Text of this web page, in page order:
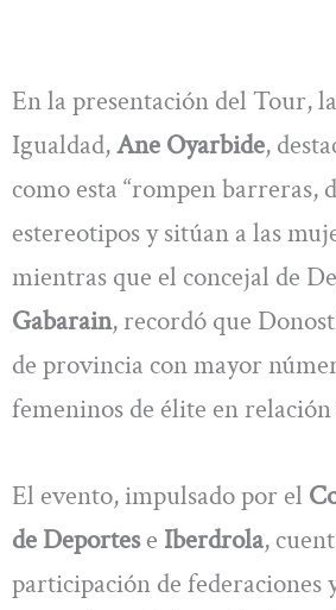
En la presentación del Tour,
Igualdad,Ane Oyarbide,
como esta “rompen barreras,
estereotipos y sitúan a las
mientras que el concejal de
Gabarain, recordó que
de provincia con mayor
femeninos de élite en relación
El evento, impulsado por el
de Deportese Iberdrola,
participación de federaciones